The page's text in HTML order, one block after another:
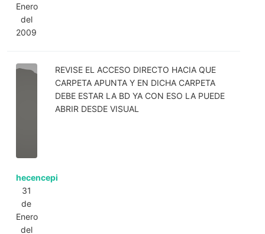
Enero
del
2009
hecencepi
31
de
Enero
del
REVISE EL ACCESO DIRECTO HACIA QUE
CARPETA APUNTA Y EN DICHA CARPETA
DEBE ESTAR LA BD YA CON ESO LA PUEDE
ABRIR DESDE VISUAL